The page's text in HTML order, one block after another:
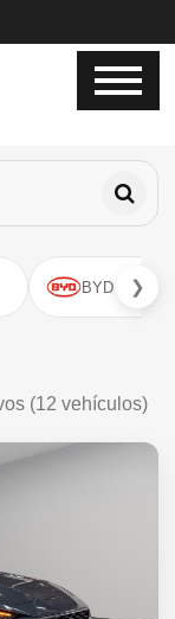
BYD ❯
(12 vehículos)